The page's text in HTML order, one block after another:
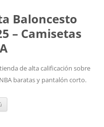
Baloncesto
– Camisetas
de alta calificación sobre
baratas y pantalón corto.